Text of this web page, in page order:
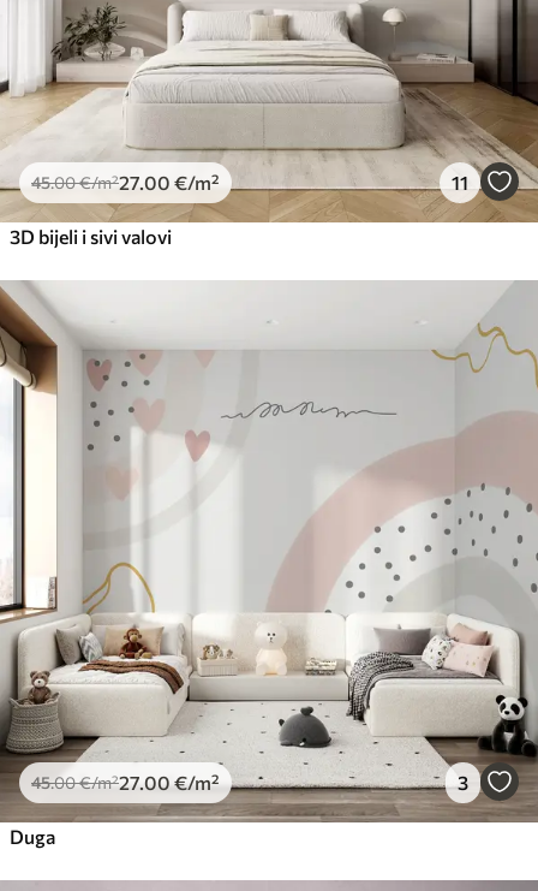
45.00€/m²27.00 €/m² 11
3D bijeli i sivi valovi
45.00€/m²27.00€/m² 3
Duga